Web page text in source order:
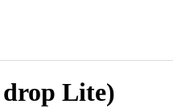
drop Lite)